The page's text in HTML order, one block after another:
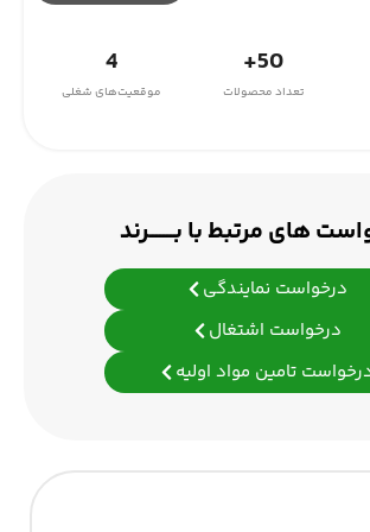
50+
تعداد محصولات
4
موقعیت‌های شغلی
های مرتبط با بـــــــرند
درخواست نمایندگی
درخواست اشتغال
تامین مواد اولیه